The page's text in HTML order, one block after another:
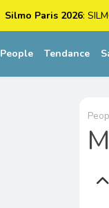
Silmo Paris 2026:
People Tendance